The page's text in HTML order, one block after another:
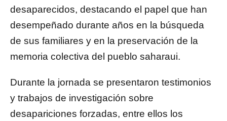
desaparecidos, destacando el papel que han
desempeñado durante años en la búsqueda
de sus familiares y en la preservación de la
memoria colectiva del pueblo saharaui.
Durante la jornada se presentaron testimonios
y trabajos de investigación sobre
desapariciones forzadas, entre ellos los